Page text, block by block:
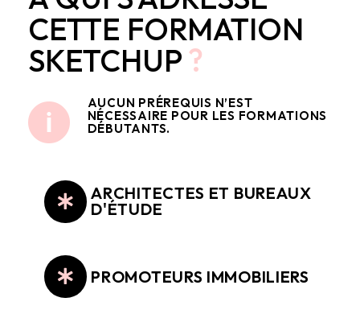
CETTE FORMATION
SKETCHUP?
AUCUN PRÉREQUIS N’EST
NÉCESSAIRE POUR LES FORMATIONS
DÉBUTANTS.
ARCHITECTES ET BUREAUX
D'ÉTUDE
PROMOTEURS IMMOBILIERS